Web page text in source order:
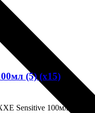
(5) (х15)
Sensitive 100мл (5) (х15)